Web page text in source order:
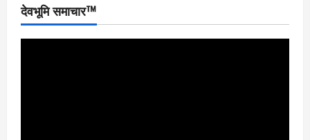
देवभूमि समाचार™